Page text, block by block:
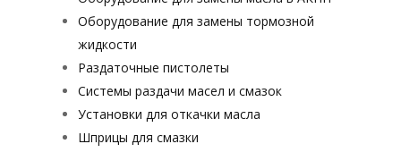
Оборудование для замены тормозной
жидкости
Раздаточные пистолеты
Системы раздачи масел и смазок
Установки для откачки масла
Шприцы для смазки